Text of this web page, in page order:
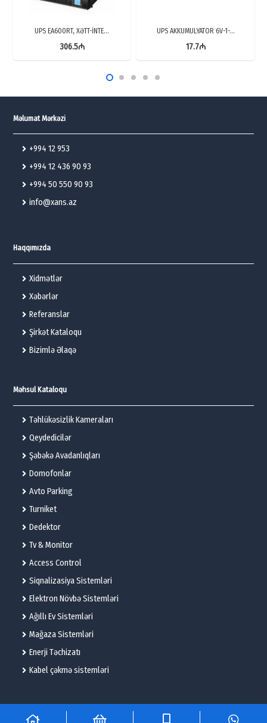
UPS EA600RT, XƏTT-İNTE…
306.5₼
UPS AKKUMULYATOR 6V-1-…
17.7₼
Məlumat Mərkəzi
+994 12 953
+994 12 436 90 93
+994 50 550 90 93
info@xans.az
Haqqımızda
Xidmətlər
Xəbərlər
Referanslar
Şirkət Kataloqu
Bizimlə Əlaqə
Məhsul Kataloqu
Təhlükəsizlik Kameraları
Qeydedicilər
Şəbəkə Avadanlıqları
Domofonlar
Avto Parking
Turniket
Dedektor
Tv & Monitor
Access Control
Siqnalizasiya Sistemləri
Elektron Növbə Sistemləri
Ağıllı Ev Sistemləri
Mağaza Sistemləri
Enerji Təchizatı
Kabel çəkmə sistemləri
© 2025 – Flame Technologies